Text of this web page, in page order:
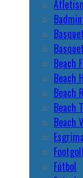
Basquet
Beach
Beach
Beach
Beach
Beach
Esgrima
Fútbol